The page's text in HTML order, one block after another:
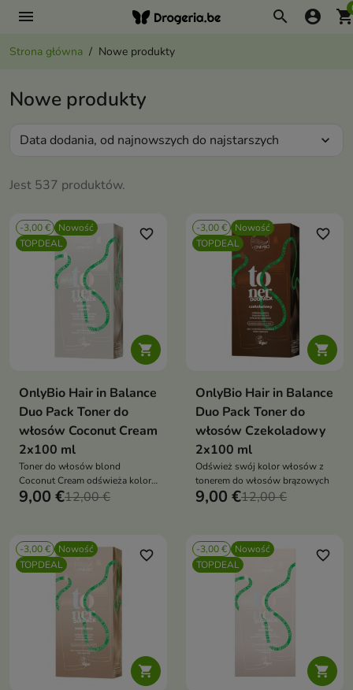
menu search account_circle
Strona główna Nowe produkty
Nowe produkty
Jest 537 produktów.
Data dodania, od najnowszych do najstarszych expand_more
-3,00 €
Nowość
TOPDEAL

favorite_border
OnlyBio Hair in Balance
Duo Pack Toner do
włosów Coconut Cream
2x100 ml
Toner do włosów blond
Coconut Cream odświeża kolor i
nadaje pasmom jasny, perłowy
9,00 €12,00 €
-3,00 €
Nowość
TOPDEAL

favorite_border
OnlyBio Hair in Balance
Duo Pack Toner do
włosów Czekoladowy
2x100 ml
Odśwież swój kolor włosów z
tonerem do włosów brązowych
9,00 €12,00 €
-3,00 €
Nowość
TOPDEAL

favorite_border -3,00 €
Nowość
TOPDEAL

favorite_border